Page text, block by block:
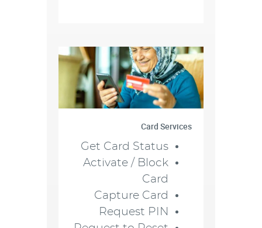
Card Services
Get Card Status
Activate / Block
Card
Capture Card
Request PIN